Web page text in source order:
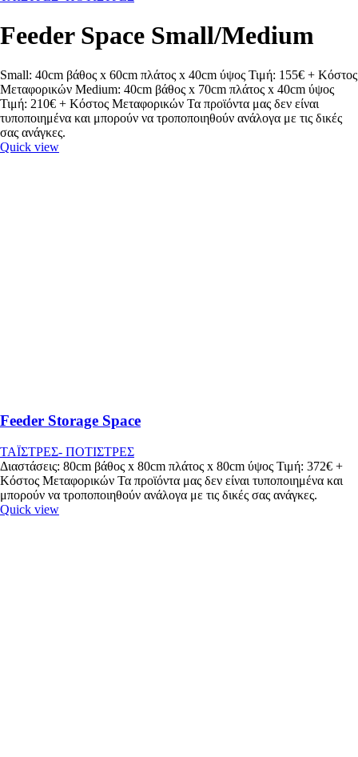
Feeder Space Small/Medium
Small: 40cm βάθος x 60cm πλάτος x 40cm ύψος Τιμή: 155€ + Κόστος
Μεταφορικών Medium: 40cm βάθος x 70cm πλάτος x 40cm ύψος
Τιμή: 210€ + Κόστος Μεταφορικών Τα προϊόντα μας δεν είναι
τυποποιημένα και μπορούν να τροποποιηθούν ανάλογα με τις δικές
σας ανάγκες.
Quick view
Feeder Storage Space
ΤΑΪΣΤΡΕΣ- ΠΟΤΙΣΤΡΕΣ
Διαστάσεις: 80cm βάθος x 80cm πλάτος x 80cm ύψος Τιμή: 372€ +
Κόστος Μεταφορικών Τα προϊόντα μας δεν είναι τυποποιημένα και
μπορούν να τροποποιηθούν ανάλογα με τις δικές σας ανάγκες.
Quick view